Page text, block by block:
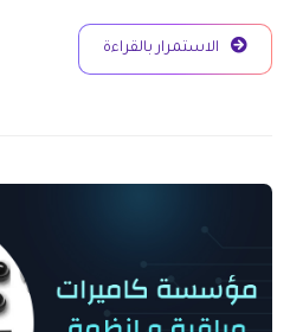
الاستمرار بالقراءة